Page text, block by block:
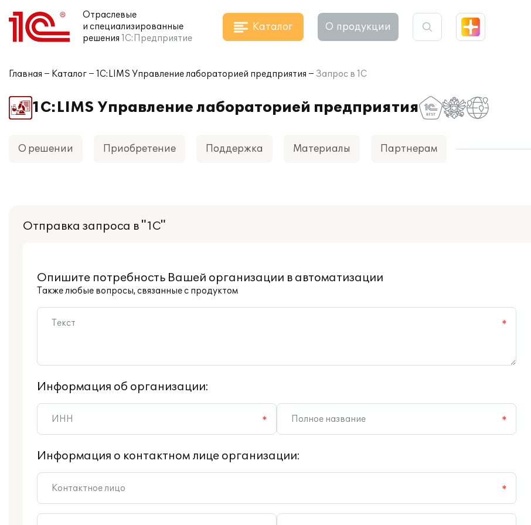
Отраслевые
и специализированные
решения 1С:Предприятие
Каталог О продукции
Главная Каталог 1С:LIMS Управление лабораторией предприятия Запрос в 1С
1С:LIMS Управление лабораторией предприятия
О решении Приобретение Поддержка Материалы Партнерам
Отправка запроса в "1С"
Опишите потребность Вашей организации в автоматизации
Также любые вопросы, связанные с продуктом
*
Информация об организации:
* *
Информация о контактном лице организации:
*